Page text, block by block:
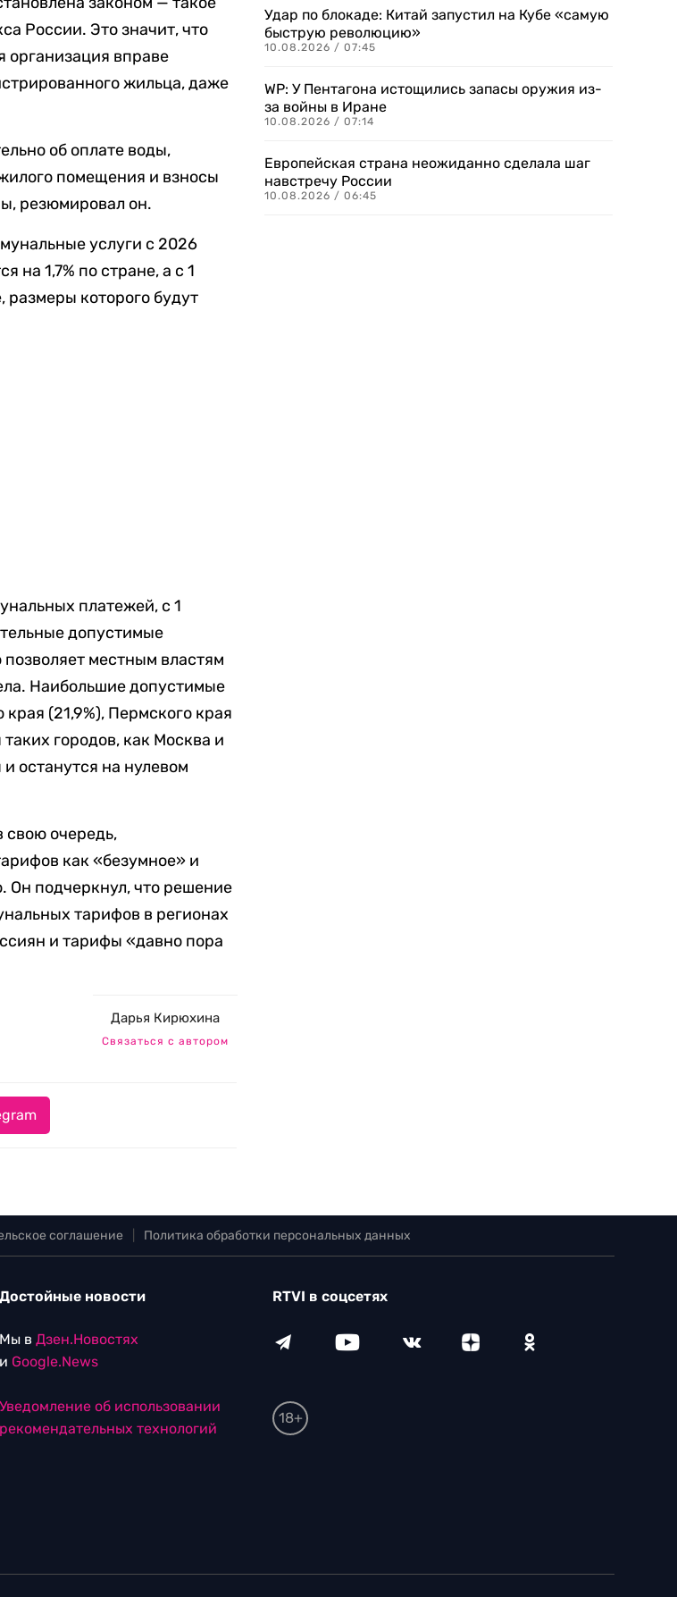
России. Это значит, что
вправе
жильца, даже
об оплате воды,
помещения и взносы
резюмировал он.
услуги с 2026
на 1,7% по стране, а с 1
которого будут
платежей, с 1
допустимые
местным властям
Наибольшие допустимые
(21,9%), Пермского края
городов, как Москва и
останутся на нулевом
свою очередь,
как «безумное» и
Он подчеркнул, что решение
тарифов в регионах
и тарифы «давно пора
Дарья Кирюхина
Связаться с автором
Удар по блокаде: Китай запустил на Кубе «самую
быструю революцию»
10.08.2026 / 07:45
WP: У Пентагона истощились запасы оружия из-
за войны в Иране
10.08.2026 / 07:14
Европейская страна неожиданно сделала шаг
навстречу России
10.08.2026 / 06:45
соглашение Политика обработки персональных данных
Достойные новости
Мы в Дзен.Новостях
и Google.News
Уведомление об использовании
рекомендательных технологий
RTVI в соцсетях
18+